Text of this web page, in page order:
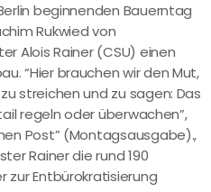
beginnenden Bauerntag
Rukwied von
Alois Rainer (CSU) einen
“Hier brauchen wir den Mut,
streichen und zu sagen: Das
regeln oder überwachen”,
Post” (Montagsausgabe).,
Rainer die rund 190
zur Entbürokratisierung